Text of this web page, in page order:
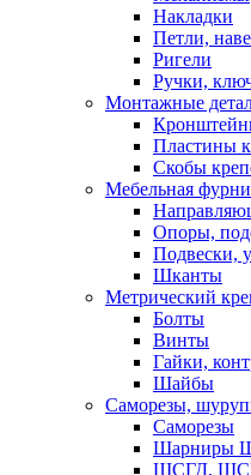
Накладки
Петли,
Ригели
Ручки,
Монтажные
Пластины
Скобы
Мебельная
Опоры,
Подвески,
Шканты
Метрический
Болты
Винты
Гайки,
Шайбы
Саморезы,
Саморезы
Шарниры
ШСГД,